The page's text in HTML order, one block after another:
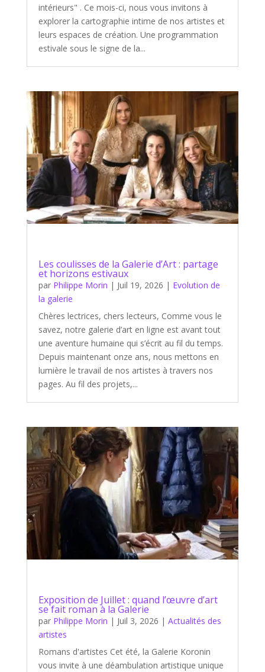
intérieurs" . Ce mois-ci, nous vous invitons à
explorer la cartographie intime de nos artistes et
leurs espaces de création. Une programmation
estivale sous le signe de la...
Les coulisses de la Galerie d’Art : partage
et horizons estivaux
par Philippe Morin | Juil 19, 2026 | Evolution de
la galerie
Chères lectrices, chers lecteurs, Comme vous le
savez, notre galerie d’art en ligne est avant tout
une aventure humaine qui s’écrit au fil du temps.
Depuis maintenant onze ans, nous mettons en
lumière le travail de nos artistes à travers nos
pages. Au fil des projets,...
Exposition de Juillet : quand l’œuvre d’art
se fait roman à la Galerie
par Philippe Morin | Juil 3, 2026 | Actualités des
artistes
Romans d'artistes Cet été, la Galerie Koronin
vous invite à une déambulation artistique unique